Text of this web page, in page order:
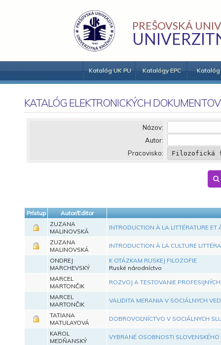
PREŠOVSKÁ
Katalóg UK PU Katalógy EPC Katalóg
KATALÓG ELEKTRONICKÝCH DOKUMENTOV
Názov:
Autor:
Pracovisko:
Prístup
Autor/Editor
ZUZANA
MALINOVSKÁ
INTRODUCTION À LA LITTÉRATURE ET
ZUZANA
MALINOVSKÁ
INTRODUCTION À LA CULTURE
ONDREJ
MARCHEVSKÝ
K OTÁZKAM RUSKEJ FILOZOFIE
Ruské národníctvo
MARCEL
MARTONČIK
ROZVOJ A TESTOVANIE
MARCEL
MARTONČIK
VALIDITA MERANIA V SOCIÁLNYCH
TATIANA
MATULAYOVÁ
DOBROVOĽNÍCTVO V SOCIÁLNYCH
KAROL
MEDŇANSKÝ
VYBRANÉ OSOBNOSTI